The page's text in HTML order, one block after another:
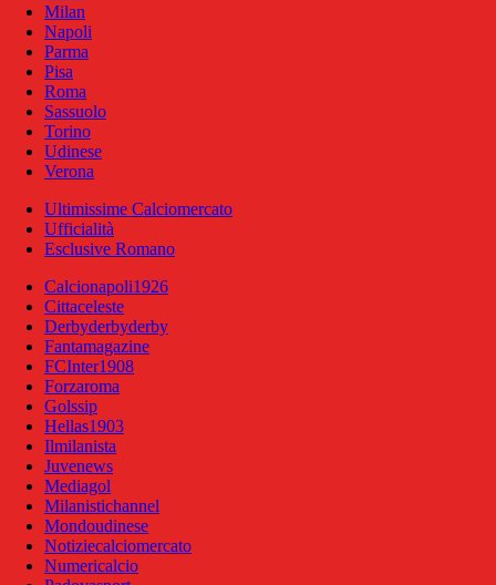
Milan
Napoli
Parma
Pisa
Roma
Sassuolo
Torino
Udinese
Verona
Ultimissime Calciomercato
Ufficialità
Esclusive Romano
Calcionapoli1926
Cittaceleste
Derbyderbyderby
Fantamagazine
FCInter1908
Forzaroma
Golssip
Hellas1903
Ilmilanista
Juvenews
Mediagol
Milanistichannel
Mondoudinese
Notiziecalciomercato
Numericalcio